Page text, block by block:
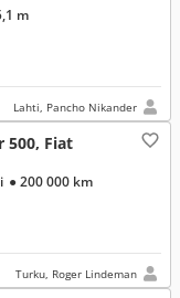
m
Lahti, Pancho Nikander
500, Fiat
● 200 000 km
Turku, Roger Lindeman